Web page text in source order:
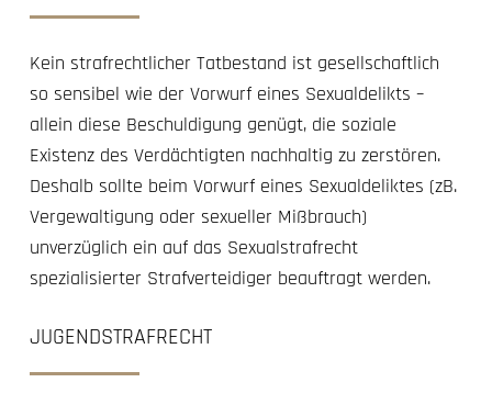
Kein strafrechtlicher Tatbestand ist gesellschaftlich
so sensibel wie der Vorwurf eines Sexualdelikts –
allein diese Beschuldigung genügt, die soziale
Existenz des Verdächtigten nachhaltig zu zerstören.
Deshalb sollte beim Vorwurf eines Sexualdeliktes (zB.
Vergewaltigung oder sexueller Mißbrauch)
unverzüglich ein auf das Sexualstrafrecht
spezialisierter Strafverteidiger beauftragt werden.
JUGENDSTRAFRECHT